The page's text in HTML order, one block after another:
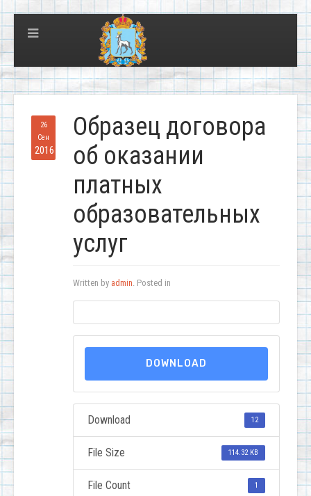
26
Сен
2016
Образец договора
об оказании
платных
образовательных
услуг
Written by admin. Posted in
DOWNLOAD
Download 12
File Size 114.32 KB
File Count 1